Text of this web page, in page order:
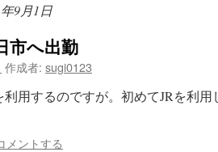
9月1日
市へ出勤
作成者: sugi0123
利用するのですが。初めてJRを利
メントする